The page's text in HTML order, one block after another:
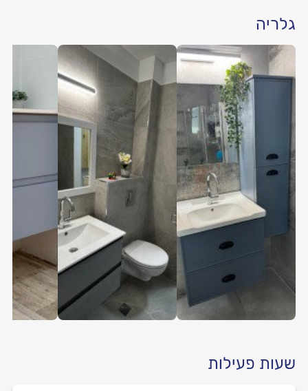
גלריה
שעות פעילות